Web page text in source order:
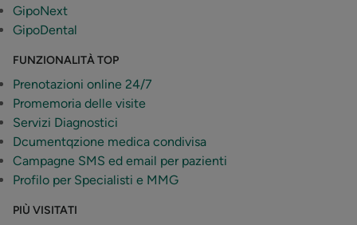
GipoNext
GipoDental
FUNZIONALITÀ TOP
Prenotazioni online 24/7
Promemoria delle visite
Servizi Diagnostici
Dcumentqzione medica condivisa
Campagne SMS ed email per pazienti
Profilo per Specialisti e MMG
PIÙ VISITATI